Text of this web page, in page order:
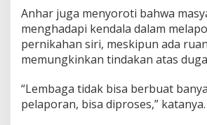
Anhar juga menyoroti bahwa
menghadapi kendala dalam
pernikahan siri, meskipun ada
memungkinkan tindakan atas
“Lembaga tidak bisa berbuat
pelaporan, bisa diproses,” katanya.